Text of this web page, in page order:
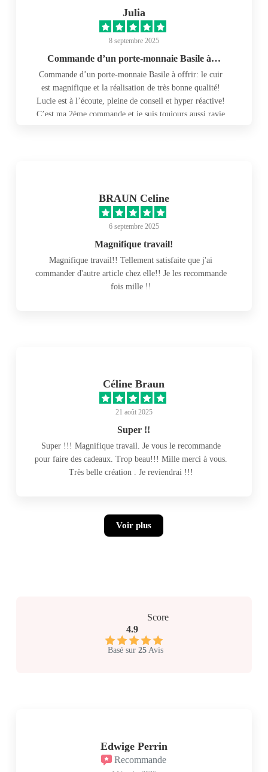
Julia
8 septembre 2025
Commande d’un porte-monnaie Basile à…
Commande d’un porte-monnaie Basile à offrir: le cuir
est magnifique et la réalisation de très bonne qualité!
Lucie est à l’écoute, pleine de conseil et hyper réactive!
C’est ma 2ème commande et je suis toujours aussi ravie
BRAUN Celine
6 septembre 2025
Magnifique travail!
Magnifique travail!! Tellement satisfaite que j'ai
commander d'autre article chez elle!! Je les recommande
fois mille !!
Céline Braun
21 août 2025
Super !!
Super !!! Magnifique travail. Je vous le recommande
pour faire des cadeaux. Trop beau!!! Mille merci à vous.
Très belle création . Je reviendrai !!!
Voir plus
Score
4.9
Basé sur 25Avis
Edwige Perrin
Recommande